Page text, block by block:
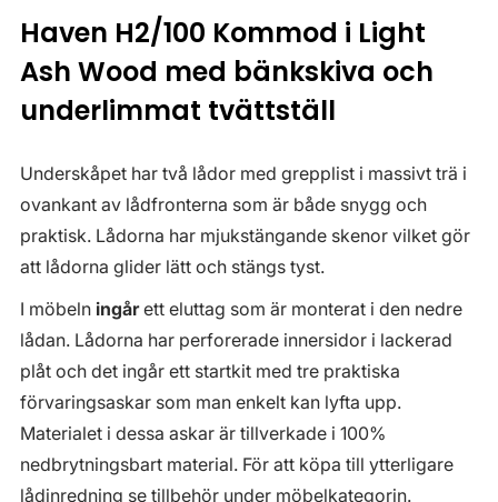
Haven H2/100 Kommod i Light
Ash Wood med bänkskiva och
underlimmat tvättställ
Underskåpet har två lådor med grepplist i massivt trä i
ovankant av lådfronterna som är både snygg och
praktisk. Lådorna har mjukstängande skenor vilket gör
att lådorna glider lätt och stängs tyst.
I möbeln ingårett eluttag som är monterat i den nedre
lådan. Lådorna har perforerade innersidor i lackerad
plåt och det ingår ett startkit med tre praktiska
förvaringsaskar som man enkelt kan lyfta upp.
Materialet i dessa askar är tillverkade i 100%
nedbrytningsbart material. För att köpa till ytterligare
lådinredning se tillbehör under möbelkategorin.